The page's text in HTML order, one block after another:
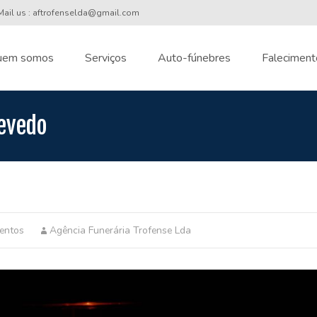
us : aftrofenselda@gmail.com
somos Serviços Auto-fúnebres
Agência Funerária Trofense Lda